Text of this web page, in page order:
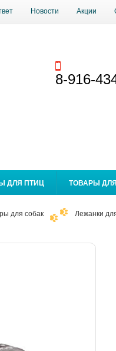
Новости Акции
8-916-
ДЛЯ ПТИЦ ТОВАРЫ
для собак Лежанки